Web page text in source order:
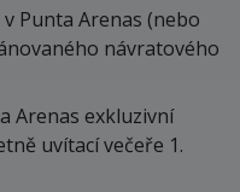
Punta Arenas (nebo
návratového
Arenas exkluzivní
uvítací večeře 1.